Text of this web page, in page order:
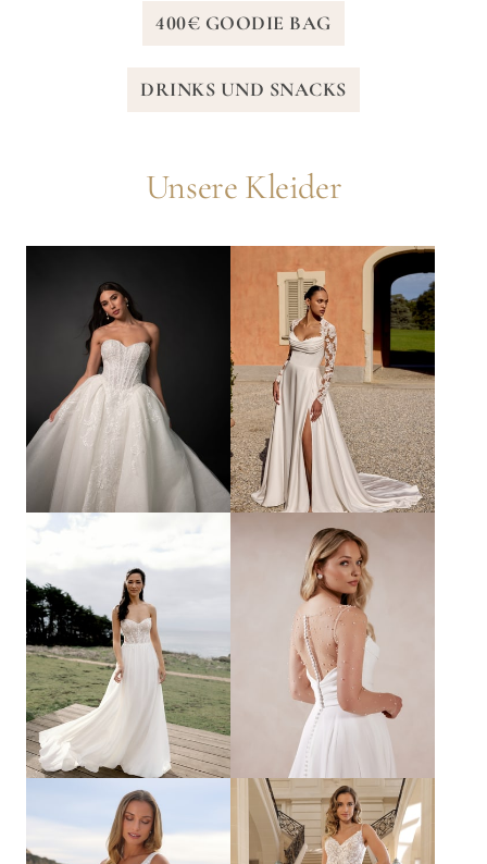
400€ GOODIE BAG
DRINKS UND SNACKS
Unsere Kleider